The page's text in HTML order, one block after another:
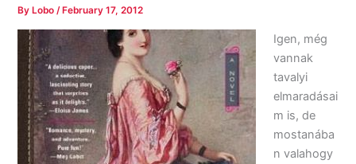
By Lobo/ February 17, 2012
Igen, még
vannak
tavalyi
elmaradásai
m is, de
mostanába
n valahogy